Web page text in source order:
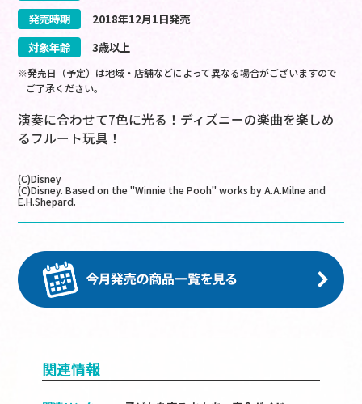
発売時期
2018年12月1日発売
対象年齢
3歳以上
※発売日（予定）は地域・店舗などによって異なる場合がございますので
ご了承ください。
演奏に合わせて7色に光る！ディズニーの楽曲を楽しめ
るフルート玩具！
(C)Disney
(C)Disney. Based on the "Winnie the Pooh" works by A.A.Milne and
E.H.Shepard.
関連情報